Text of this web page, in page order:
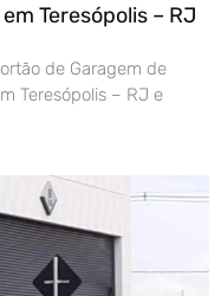
Teresópolis – RJ
de Garagem de
Teresópolis – RJ e